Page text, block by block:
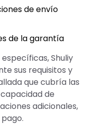
de envío
de la garantía
Shuliy
sus requisitos y
que cubría las
de
adicionales,